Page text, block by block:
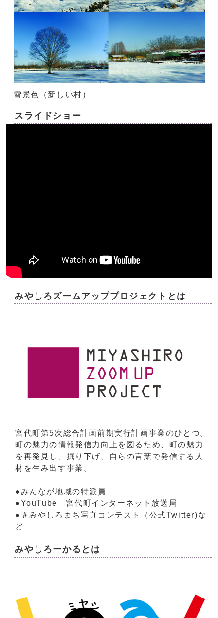
雪景色（新しい村）
スライドショー
みやしろズームアッププロジェクトとは
宮代町第5次総合計画前期実行計画事業のひとつ。
町の魅力の情報発信力向上を図るため、町の魅力
を再発見し、掘り下げ、自らの言葉で発信する人
材を生み出す事業。
●みんなが地域の特派員
●YouTube 宮代町インターネット放送局
●＃みやしろまち写真コンテスト（公式Twitter)な
ど
みやしろーかるとは